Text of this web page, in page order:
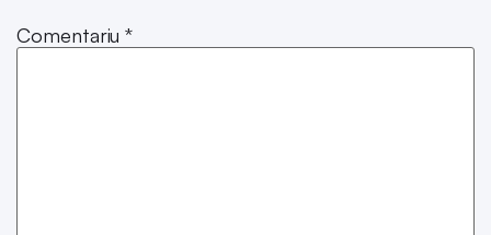
Comentariu *